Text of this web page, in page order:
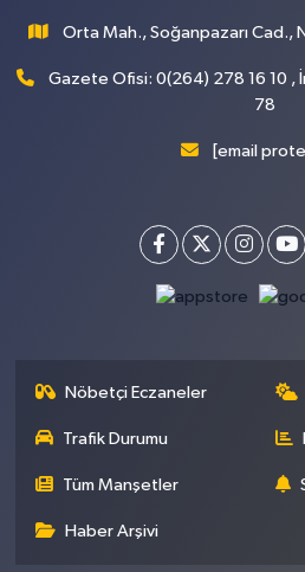
Orta Mah., Soğanpazarı Cad.,
Gazete Ofisi: 0(264) 278 16 10 ,
78
[email
Nöbetçi Eczaneler
Trafik Durumu
Tüm Manşetler
Haber Arşivi